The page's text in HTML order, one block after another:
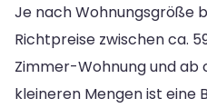
Je nach Wohnungsgröße
Richtpreise zwischen ca.
Zimmer-Wohnung und ab
kleineren Mengen ist eine